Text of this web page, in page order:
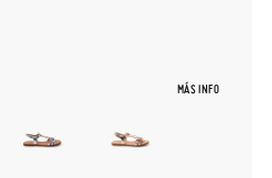
MÁS INFO